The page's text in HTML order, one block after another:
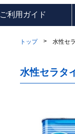
ご利用ガイド
トップ > 水性セ
水性セラタ